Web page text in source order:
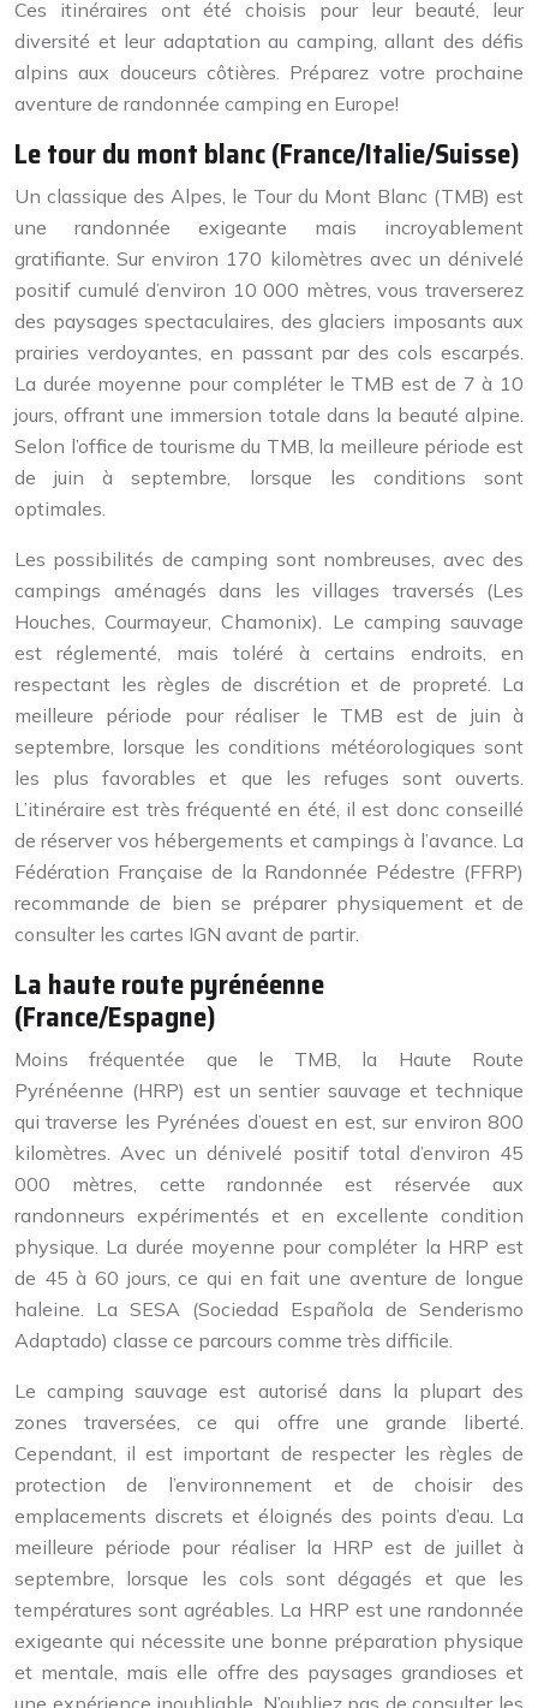
Ces itinéraires ont été choisis pour leur beauté, leur
diversité et leur adaptation au camping, allant des défis
alpins aux douceurs côtières. Préparez votre prochaine
aventure de randonnée camping en Europe!
Le tour du mont blanc (France/Italie/Suisse)
Un classique des Alpes, le Tour du Mont Blanc (TMB) est
une randonnée exigeante mais incroyablement
gratifiante. Sur environ 170 kilomètres avec un dénivelé
positif cumulé d’environ 10 000 mètres, vous traverserez
des paysages spectaculaires, des glaciers imposants aux
prairies verdoyantes, en passant par des cols escarpés.
La durée moyenne pour compléter le TMB est de 7 à 10
jours, offrant une immersion totale dans la beauté alpine.
Selon l’office de tourisme du TMB, la meilleure période est
de juin à septembre, lorsque les conditions sont
optimales.
Les possibilités de camping sont nombreuses, avec des
campings aménagés dans les villages traversés (Les
Houches, Courmayeur, Chamonix). Le camping sauvage
est réglementé, mais toléré à certains endroits, en
respectant les règles de discrétion et de propreté. La
meilleure période pour réaliser le TMB est de juin à
septembre, lorsque les conditions météorologiques sont
les plus favorables et que les refuges sont ouverts.
L’itinéraire est très fréquenté en été, il est donc conseillé
de réserver vos hébergements et campings à l’avance. La
Fédération Française de la Randonnée Pédestre (FFRP)
recommande de bien se préparer physiquement et de
consulter les cartes IGN avant de partir.
La haute route pyrénéenne
(France/Espagne)
Moins fréquentée que le TMB, la Haute Route
Pyrénéenne (HRP) est un sentier sauvage et technique
qui traverse les Pyrénées d’ouest en est, sur environ 800
kilomètres. Avec un dénivelé positif total d’environ 45
000 mètres, cette randonnée est réservée aux
randonneurs expérimentés et en excellente condition
physique. La durée moyenne pour compléter la HRP est
de 45 à 60 jours, ce qui en fait une aventure de longue
haleine. La SESA (Sociedad Española de Senderismo
Adaptado) classe ce parcours comme très difficile.
Le camping sauvage est autorisé dans la plupart des
zones traversées, ce qui offre une grande liberté.
Cependant, il est important de respecter les règles de
protection de l’environnement et de choisir des
emplacements discrets et éloignés des points d’eau. La
meilleure période pour réaliser la HRP est de juillet à
septembre, lorsque les cols sont dégagés et que les
températures sont agréables. La HRP est une randonnée
exigeante qui nécessite une bonne préparation physique
et mentale, mais elle offre des paysages grandioses et
une expérience inoubliable. N’oubliez pas de consulter les